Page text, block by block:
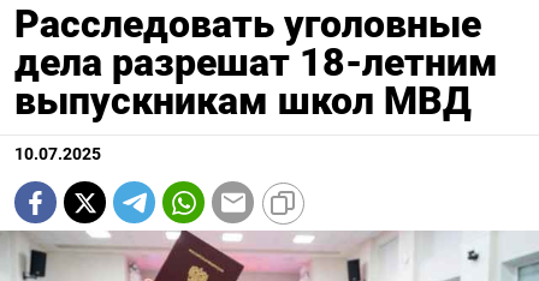
Расследовать уголовные
дела разрешат 18-летним
выпускникам школ МВД
10.07.2025